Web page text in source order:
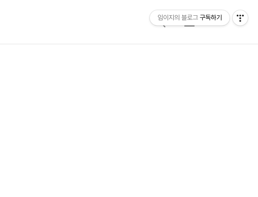
검
메
임이지의 블로그 구독하기